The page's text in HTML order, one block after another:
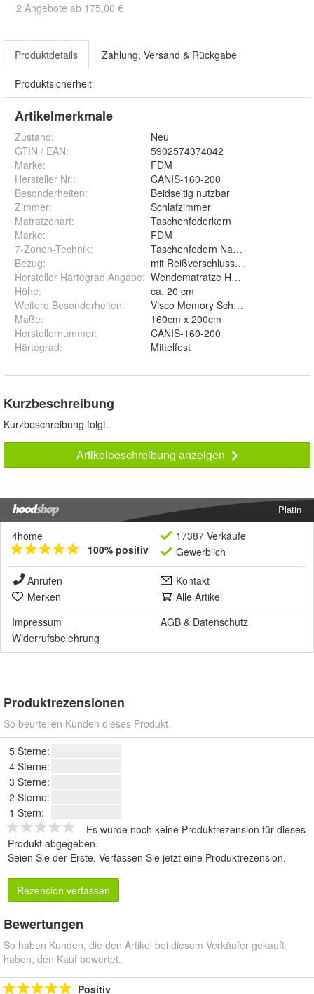
2 Angebote ab 175,00 €
Produktdetails Zahlung, Versand & Rückgabe
Produktsicherheit
Artikelmerkmale
Zustand:
Neu
GTIN / EAN:
5902574374042
Marke:
FDM
Hersteller Nr.:
CANIS-160-200
Besonderheiten:
Beidseitig nutzbar
Zimmer:
Schlafzimmer
Matratzenart:
Taschenfederkern
Marke:
FDM
7-Zonen-Technik:
Taschenfedern NanoHARD 12 cm
Bezug:
mit Reißverschluss abnehmbar und
Hersteller Härtegrad Angabe: Wendematratze H3 Körpergewicht
Höhe:
ca. 20 cm
Weitere Besonderheiten:
Visco Memory Schaum, HR
Maße:
160cm x 200cm
Herstellernummer:
CANIS-160-200
Härtegrad: Mittelfest
Kurzbeschreibung
Kurzbeschreibung folgt.
Artikelbeschreibung anzeigen
Platin
4home
100% positiv
17387 Verkäufe
Gewerblich
Anrufen
Kontakt
Merken
Alle Artikel
Impressum
AGB & Datenschutz
Widerrufsbelehrung
Produktrezensionen
So beurteilen Kunden dieses Produkt.
5 Sterne:
4 Sterne:
3 Sterne:
2 Sterne:
1 Stern:
Es wurde noch keine Produktrezension für dieses
Produkt abgegeben.
Seien Sie der Erste. Verfassen Sie jetzt eine Produktrezension.
Rezension verfassen
Bewertungen
So haben Kunden, die den Artikel bei diesem Verkäufer gekauft
haben, den Kauf bewertet.
Positiv